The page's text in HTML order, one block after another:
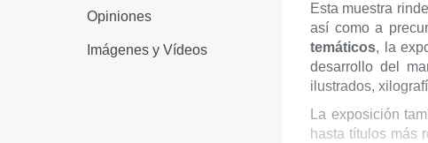
Opiniones
Imágenes y Vídeos
Esta muestra
así como a
temáticos, la
desarrollo del
ilustrados,
La exposición
hasta títulos más